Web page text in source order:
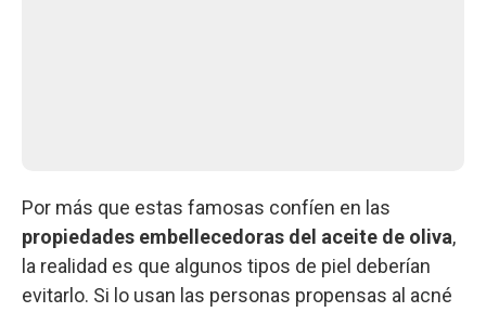
Por más que estas famosas confíen en las
propiedades embellecedoras del aceite de oliva,
la realidad es que algunos tipos de piel deberían
evitarlo. Si lo usan las personas propensas al acné